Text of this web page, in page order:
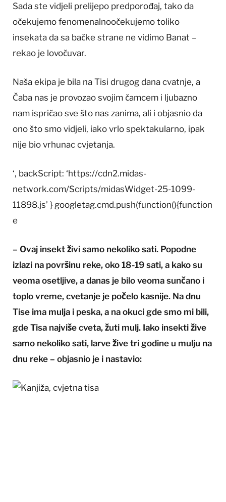
Sada ste vidjeli prelijepo predporođaj, tako da
očekujemo fenomenalnoočekujemo toliko
insekata da sa bačke strane ne vidimo Banat –
rekao je lovočuvar.
Naša ekipa je bila na Tisi drugog dana cvatnje, a
Čaba nas je provozao svojim čamcem i ljubazno
nam ispričao sve što nas zanima, ali i objasnio da
ono što smo vidjeli, iako vrlo spektakularno, ipak
nije bio vrhunac cvjetanja.
‘, backScript: ‘https://cdn2.midas-
network.com/Scripts/midasWidget-25-1099-
11898.js’ } googletag.cmd.push(function(){function
e
– Ovaj insekt živi samo nekoliko sati. Popodne
izlazi na površinu reke, oko 18-19 sati, a kako su
veoma osetljive, a danas je bilo veoma sunčano i
toplo vreme, cvetanje je počelo kasnije. Na dnu
Tise ima mulja i peska, a na okuci gde smo mi bili,
gde Tisa najviše cveta, žuti mulj. Iako insekti žive
samo nekoliko sati, larve žive tri godine u mulju na
dnu reke – objasnio je i nastavio: